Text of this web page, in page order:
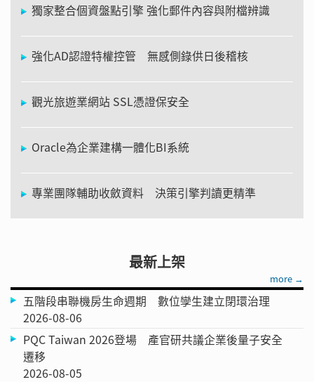
獨家整合個資盤點引擎 強化郵件內容與附檔辨識
強化AD認證特權控管 無感側錄供日後稽核
觀光旅遊業網站 SSL憑證保安全
Oracle為企業建構一體化BI系統
專業團隊輔助收斂資料 決策引擎判讀更精準
最新上架
more →
五階段串聯機房生命週期 數位孿生建立閉環治理
2026-08-06
PQC Taiwan 2026登場 產官研共議企業後量子安全
遷移
2026-08-05